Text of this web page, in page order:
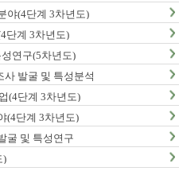
야(4단계 3차년도)
단계 3차년도)
연구(5차년도)
발굴 및 특성분석
(4단계 3차년도)
(4단계 3차년도)
굴 및 특성연구
)